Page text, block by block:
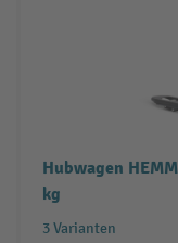
Hubwagen
kg
3 Varianten